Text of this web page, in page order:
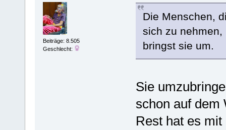
Beiträge: 8.505
Geschlecht:
Die Menschen,
sich zu nehmen,
bringst sie um.
Sie
schon auf dem
Rest hat es